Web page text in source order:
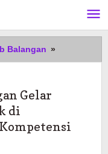
Balangan »
DPRD
Publik
Gelar
di